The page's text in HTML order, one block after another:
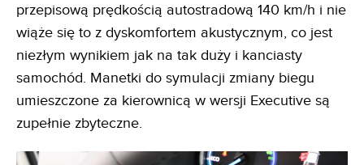
przepisową prędkością autostradową 140 km/h i nie
wiąże się to z dyskomfortem akustycznym, co jest
niezłym wynikiem jak na tak duży i kanciasty
samochód. Manetki do symulacji zmiany biegu
umieszczone za kierownicą w wersji Executive są
zupełnie zbyteczne.